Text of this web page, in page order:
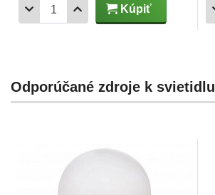
Kúpiť
Odporúčané zdroje k svietidlu